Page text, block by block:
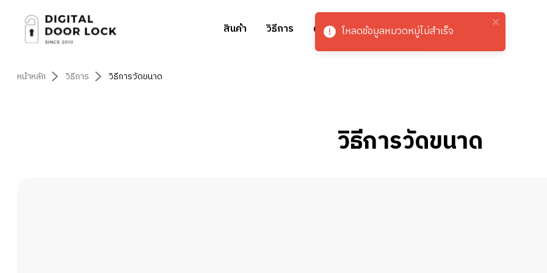
สินค้า วิธีการ ผลงานของเรา งานโปรเจค ติดต่อเรา
หน้าหลัก วิธีการ วิธีการวัดขนาด
วิธีการวัดขนาด
โหลดข้อมูลหมวดหมู่ไม่สำเร็จ